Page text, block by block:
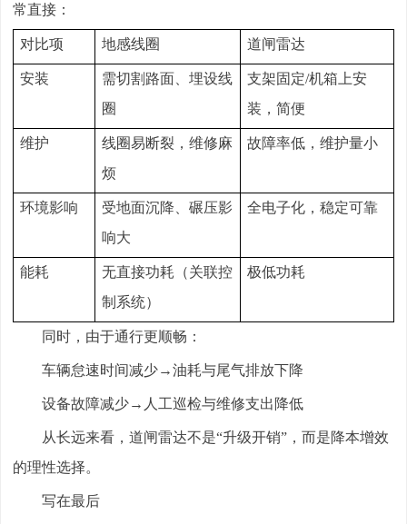
常直接：
对比项 地感线圈 道闸雷达
安装
需切割路面、埋设线
圈
支架固定/机箱上安
装，简便
维护
线圈易断裂，维修麻
烦
故障率低，维护量小
环境影响
受地面沉降、碾压影
响大
全电子化，稳定可靠
能耗
无直接功耗（关联控
制系统）
极低功耗
同时，由于通行更顺畅：
车辆怠速时间减少→油耗与尾气排放下降
设备故障减少→人工巡检与维修支出降低
从长远来看，道闸雷达不是“升级开销”，而是降本增效
的理性选择。
写在最后